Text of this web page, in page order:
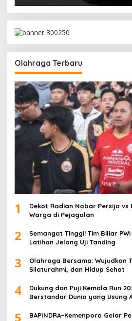
Olahraga Terbaru
1
Dekot Radian Nobar Persija vs
Warga di Pejagalan
2
Semangat Tinggi! Tim Biliar
Latihan Jelang Uji Tanding
3
Olahraga Bersama: Wujudkan
Silaturahmi, dan Hidup Sehat
4
Dukung dan Puji Kemala Run
Berstandar Dunia yang Usung
5
BAPINDRA–Kemenpora Gelar